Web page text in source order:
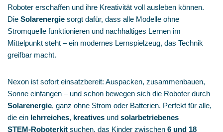
Roboter erschaffen und ihre Kreativität voll ausleben können.
Die Solarenergie sorgt dafür, dass alle Modelle ohne
Stromquelle funktionieren und nachhaltiges Lernen im
Mittelpunkt steht – ein modernes Lernspielzeug, das Technik
greifbar macht.
Nexon ist sofort einsatzbereit: Auspacken, zusammenbauen,
Sonne einfangen – und schon bewegen sich die Roboter durch
Solarenergie, ganz ohne Strom oder Batterien. Perfekt für alle,
die ein lehrreiches, kreatives und solarbetriebenes
STEM‑Roboterkit suchen, das Kinder zwischen 6 und 18